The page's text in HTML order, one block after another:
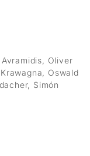
Oliver
Oswald
Simón